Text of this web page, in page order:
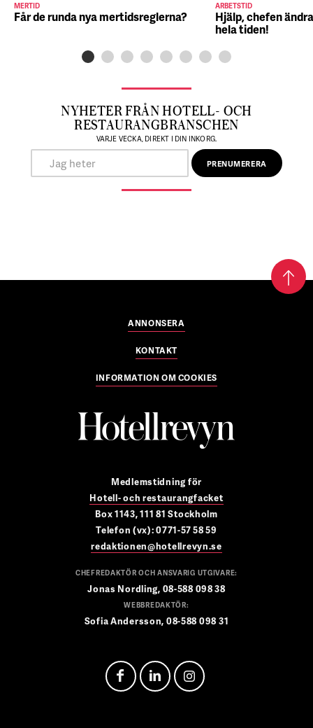
MERTID
Får de runda nya mertidsreglerna?
ARBETSTID
Hjälp, chefen
hela tiden!
NYHETER FRÅN HOTELL- OCH
RESTAURANGBRANSCHEN
VARJE VECKA, DIREKT I DIN INKORG.
ANNONSERA
KONTAKT
INFORMATION OM COOKIES
Medlemstidning för
Hotell- och restaurangfacket
Box 1143, 111 81 Stockholm
Telefon (vx): 0771-57 58 59
redaktionen@hotellrevyn.se
CHEFREDAKTÖR OCH ANSVARIG UTGIVARE:
Jonas Nordling, 08-588 098 38
WEBBREDAKTÖR:
Sofia Andersson, 08-588 098 31